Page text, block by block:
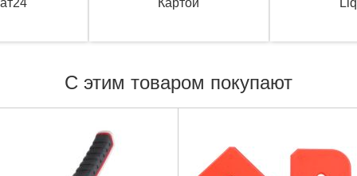
Картой
С этим товаром покупают